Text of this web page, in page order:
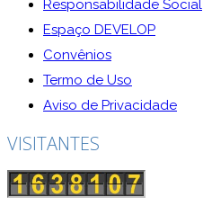
Responsabilidade Social
Espaço DEVELOP
Convênios
Termo de Uso
Aviso de Privacidade
VISITANTES